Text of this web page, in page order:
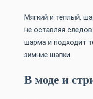
Мягкий и теплый,
не оставляя
шарма и подходит
зимние шапки.
В моде и